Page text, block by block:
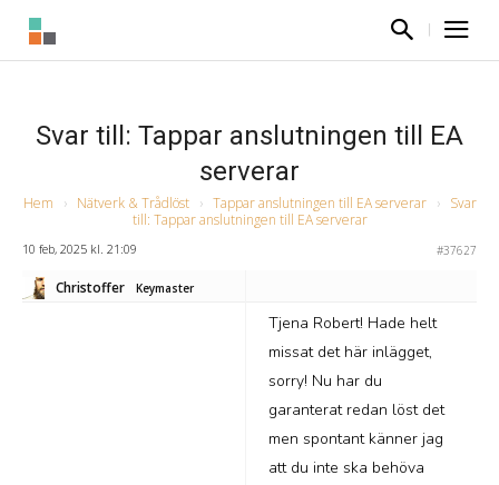
Svar till: Tappar anslutningen till EA
serverar
Hem › Nätverk & Trådlöst › Tappar anslutningen till EA serverar ›
Svar
till: Tappar anslutningen till EA serverar
10 feb, 2025 kl. 21:09 #37627
Christoffer Keymaster
Tjena Robert! Hade helt
missat det här inlägget,
sorry! Nu har du
garanterat redan löst det
men spontant känner jag
att du inte ska behöva